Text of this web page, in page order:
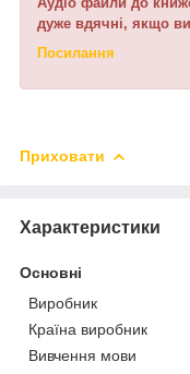
дуже вдячні, якщо
Посилання
Приховати
Характеристики
Основні
Виробник
Країна виробник
Вивчення мови